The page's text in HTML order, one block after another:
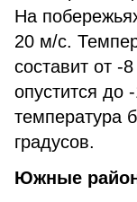
На
20 м/с.
составит от -
опустится до
температура
градусов.
Южные